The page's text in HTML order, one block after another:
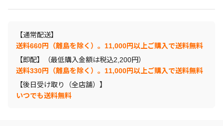
【通常配送】
送料660円（離島を除く）。11,000円以上ご購入で送料無料
【即配】（最低購入金額は税込2,200円）
送料330円（離島を除く）。11,000円以上ご購入で送料無料
【後日受け取り（全店舗）】
いつでも送料無料